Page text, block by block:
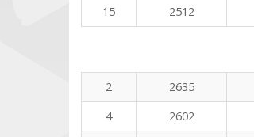
15
2512
2
2635
4
2602